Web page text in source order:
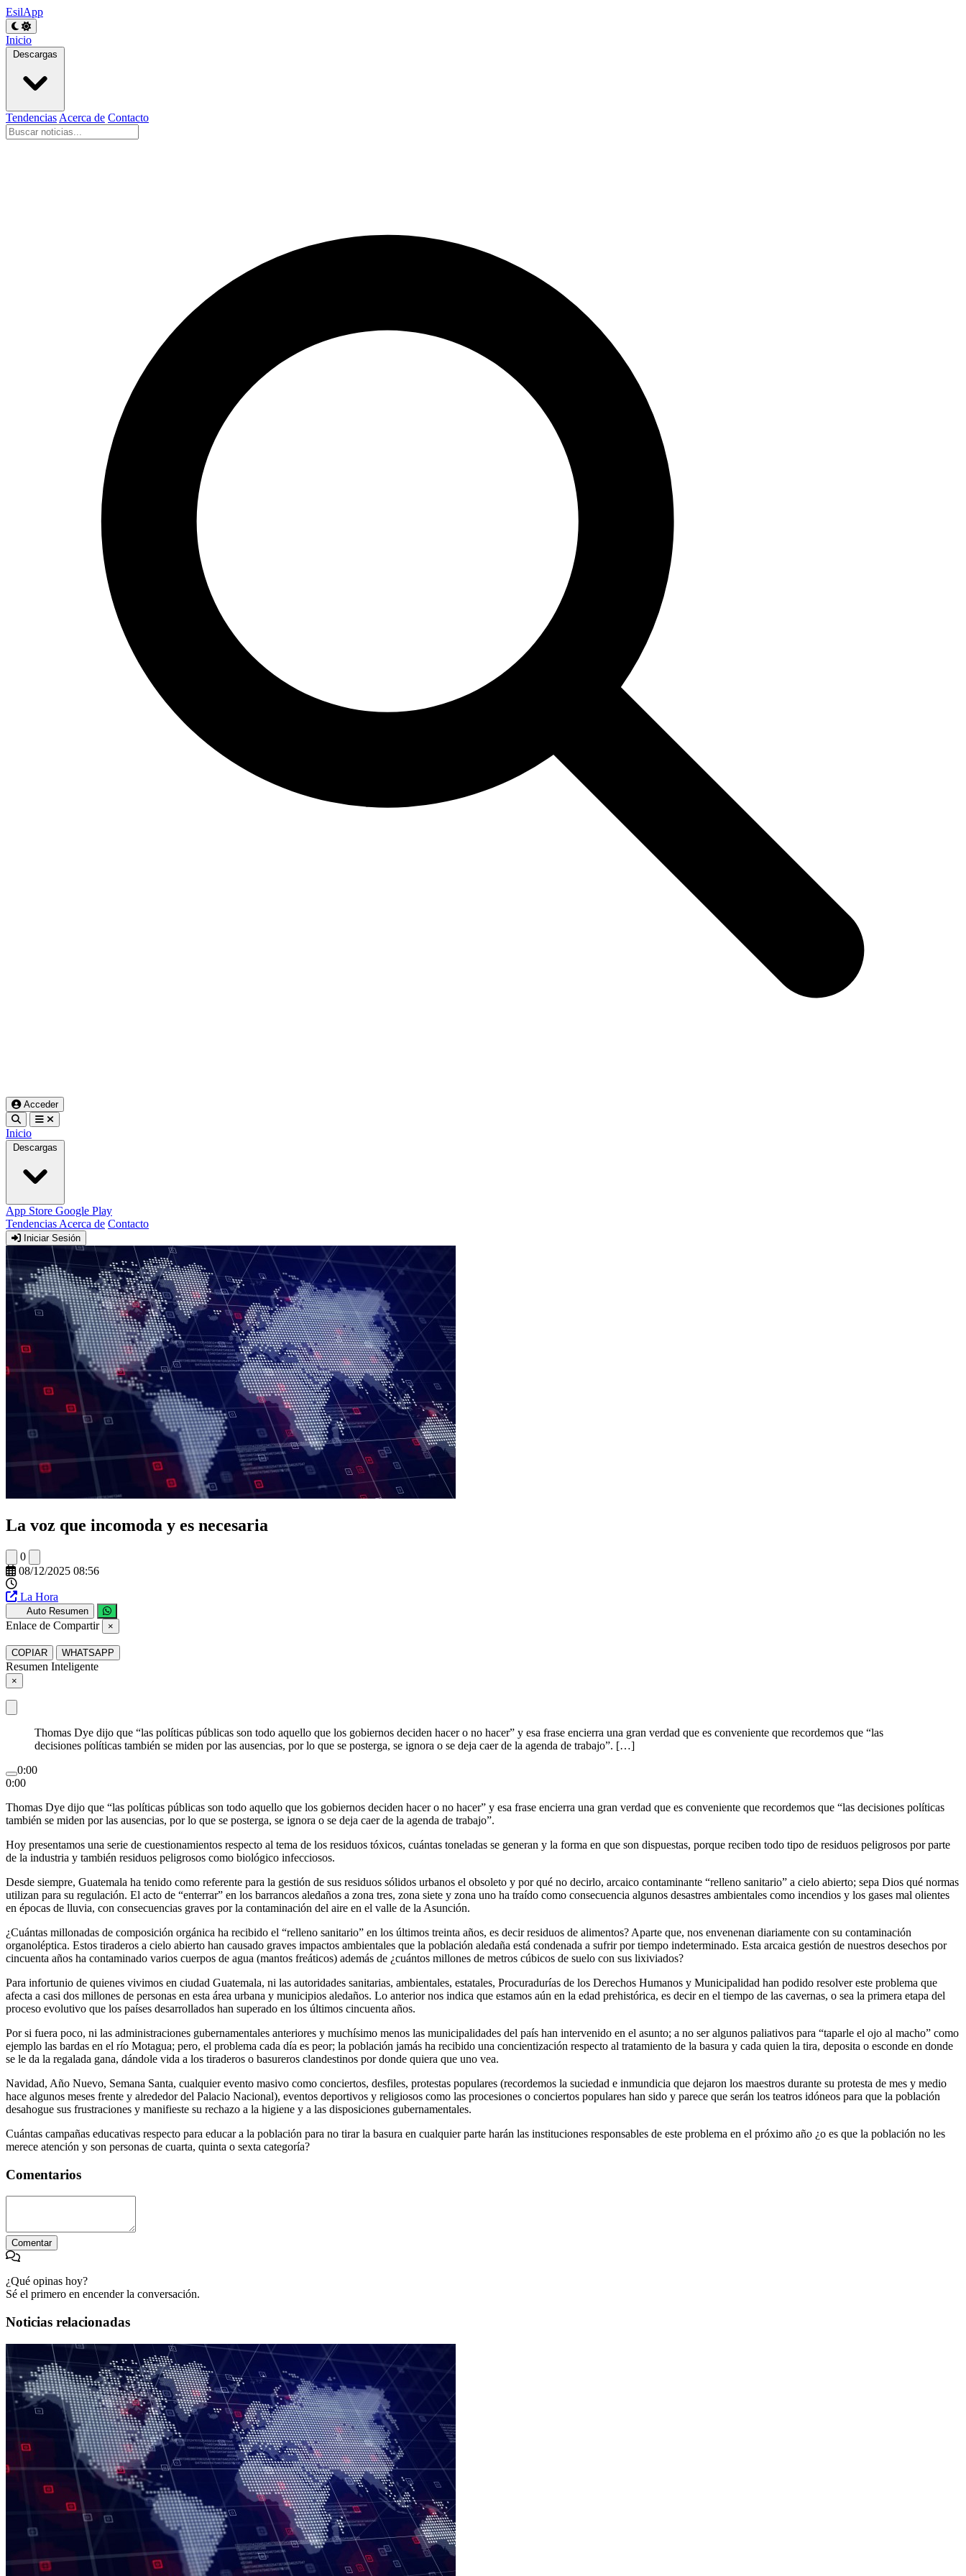
EsilApp
Inicio
Descargas
Tendencias Acerca de Contacto
Acceder
Inicio
Descargas
App Store Google Play
Tendencias Acerca de Contacto
Iniciar Sesión
La voz que incomoda y es necesaria
0
08/12/2025 08:56
La Hora
Auto Resumen
Enlace de Compartir ×
COPIAR WHATSAPP
Resumen Inteligente
×
Thomas Dye dijo que “las políticas públicas son todo aquello que los gobiernos deciden hacer o no hacer” y esa frase encierra una gran verdad que es conveniente que recordemos que “las
decisiones políticas también se miden por las ausencias, por lo que se posterga, se ignora o se deja caer de la agenda de trabajo”. […]
0:00
0:00
Thomas Dye dijo que “las políticas públicas son todo aquello que los gobiernos deciden hacer o no hacer” y esa frase encierra una gran verdad que es conveniente que recordemos que “las decisiones políticas
también se miden por las ausencias, por lo que se posterga, se ignora o se deja caer de la agenda de trabajo”.
Hoy presentamos una serie de cuestionamientos respecto al tema de los residuos tóxicos, cuántas toneladas se generan y la forma en que son dispuestas, porque reciben todo tipo de residuos peligrosos por parte
de la industria y también residuos peligrosos como biológico infecciosos.
Desde siempre, Guatemala ha tenido como referente para la gestión de sus residuos sólidos urbanos el obsoleto y por qué no decirlo, arcaico contaminante “relleno sanitario” a cielo abierto; sepa Dios qué normas
utilizan para su regulación. El acto de “enterrar” en los barrancos aledaños a zona tres, zona siete y zona uno ha traído como consecuencia algunos desastres ambientales como incendios y los gases mal olientes
en épocas de lluvia, con consecuencias graves por la contaminación del aire en el valle de la Asunción.
¿Cuántas millonadas de composición orgánica ha recibido el “relleno sanitario” en los últimos treinta años, es decir residuos de alimentos? Aparte que, nos envenenan diariamente con su contaminación
organoléptica. Estos tiraderos a cielo abierto han causado graves impactos ambientales que la población aledaña está condenada a sufrir por tiempo indeterminado. Esta arcaica gestión de nuestros desechos por
cincuenta años ha contaminado varios cuerpos de agua (mantos freáticos) además de ¿cuántos millones de metros cúbicos de suelo con sus lixiviados?
Para infortunio de quienes vivimos en ciudad Guatemala, ni las autoridades sanitarias, ambientales, estatales, Procuradurías de los Derechos Humanos y Municipalidad han podido resolver este problema que
afecta a casi dos millones de personas en esta área urbana y municipios aledaños. Lo anterior nos indica que estamos aún en la edad prehistórica, es decir en el tiempo de las cavernas, o sea la primera etapa del
proceso evolutivo que los países desarrollados han superado en los últimos cincuenta años.
Por si fuera poco, ni las administraciones gubernamentales anteriores y muchísimo menos las municipalidades del país han intervenido en el asunto; a no ser algunos paliativos para “taparle el ojo al macho” como
ejemplo las bardas en el río Motagua; pero, el problema cada día es peor; la población jamás ha recibido una concientización respecto al tratamiento de la basura y cada quien la tira, deposita o esconde en donde
se le da la regalada gana, dándole vida a los tiraderos o basureros clandestinos por donde quiera que uno vea.
Navidad, Año Nuevo, Semana Santa, cualquier evento masivo como conciertos, desfiles, protestas populares (recordemos la suciedad e inmundicia que dejaron los maestros durante su protesta de mes y medio
hace algunos meses frente y alrededor del Palacio Nacional), eventos deportivos y religiosos como las procesiones o conciertos populares han sido y parece que serán los teatros idóneos para que la población
desahogue sus frustraciones y manifieste su rechazo a la higiene y a las disposiciones gubernamentales.
Cuántas campañas educativas respecto para educar a la población para no tirar la basura en cualquier parte harán las instituciones responsables de este problema en el próximo año ¿o es que la población no les
merece atención y son personas de cuarta, quinta o sexta categoría?
Comentarios
Comentar
¿Qué opinas hoy?
Sé el primero en encender la conversación.
Noticias relacionadas